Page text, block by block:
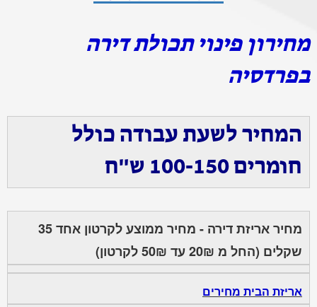
מחירון פינוי תכולת דירה
בפרדסיה
המחיר לשעת עבודה כולל
חומרים 100-150 ש"ח
מחיר אריזת דירה - מחיר ממוצע לקרטון אחד 35
שקלים (החל מ 20₪ עד 50₪ לקרטון)
אריזת הבית מחירים